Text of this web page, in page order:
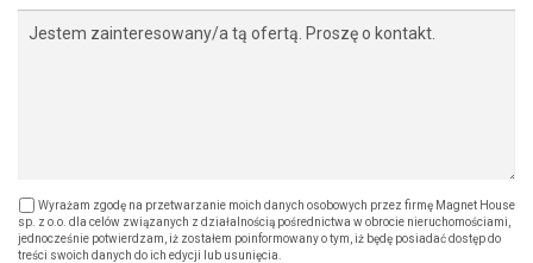
Wyrażam zgodę na przetwarzanie moich danych osobowych przez firmę Magnet House
sp. z o.o. dla celów związanych z działalnością pośrednictwa w obrocie nieruchomościami,
jednocześnie potwierdzam, iż zostałem poinformowany o tym, iż będę posiadać dostęp do
treści swoich danych do ich edycji lub usunięcia.